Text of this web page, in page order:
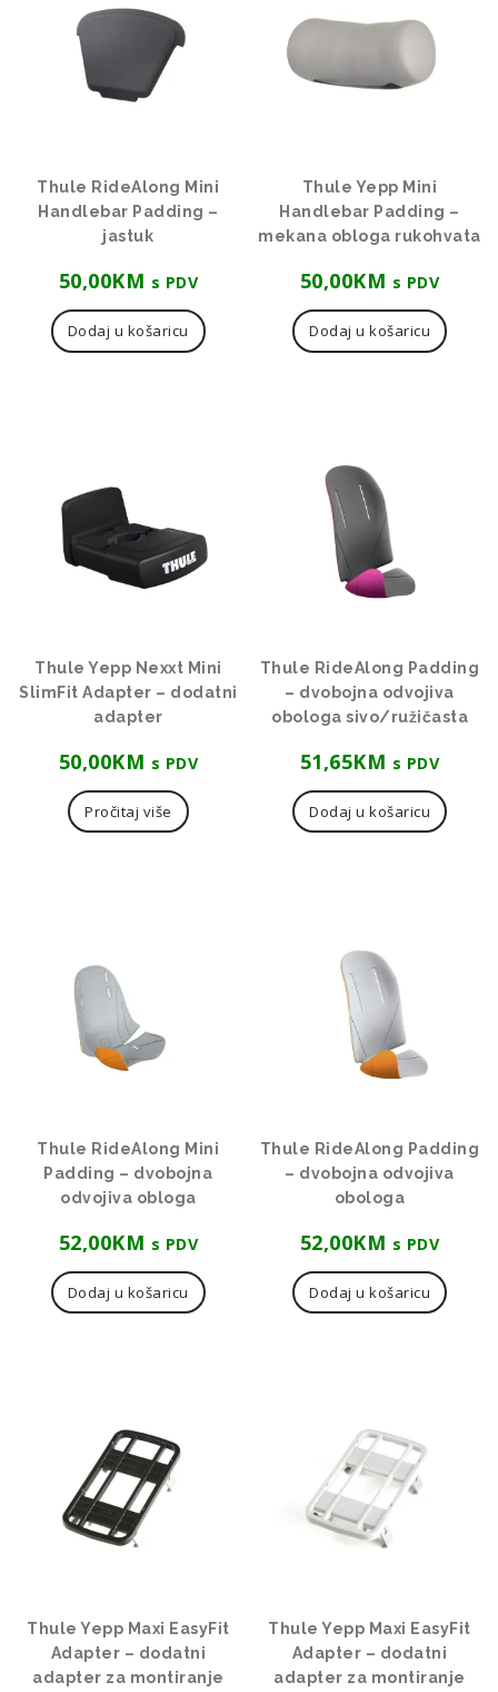
Thule RideAlong Mini
Handlebar Padding –
jastuk
50,00KM s PDV
Dodaj u košaricu
Thule Yepp Mini
Handlebar Padding –
mekana obloga rukohvata
50,00KM s PDV
Dodaj u košaricu
Thule Yepp Nexxt Mini
SlimFit Adapter – dodatni
adapter
50,00KM s PDV
Pročitaj više
Thule RideAlong Padding
– dvobojna odvojiva
obologa sivo/ružičasta
51,65KM s PDV
Dodaj u košaricu
Thule RideAlong Mini
Padding – dvobojna
odvojiva obloga
52,00KM s PDV
Dodaj u košaricu
Thule RideAlong Padding
– dvobojna odvojiva
obologa
52,00KM s PDV
Dodaj u košaricu
Thule Yepp Maxi EasyFit
Adapter – dodatni
adapter za montiranje
Thule Yepp Maxi EasyFit
Adapter – dodatni
adapter za montiranje